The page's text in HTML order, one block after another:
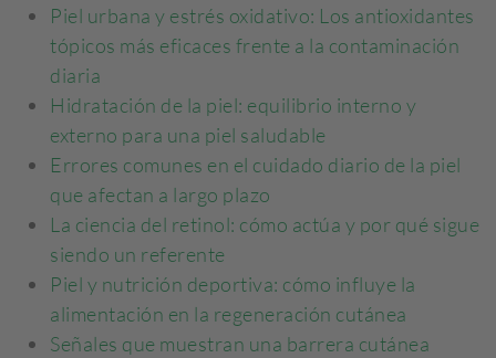
Piel urbana y estrés oxidativo: Los antioxidantes
tópicos más eficaces frente a la contaminación
diaria
Hidratación de la piel: equilibrio interno y
externo para una piel saludable
Errores comunes en el cuidado diario de la piel
que afectan a largo plazo
La ciencia del retinol: cómo actúa y por qué sigue
siendo un referente
Piel y nutrición deportiva: cómo influye la
alimentación en la regeneración cutánea
Señales que muestran una barrera cutánea